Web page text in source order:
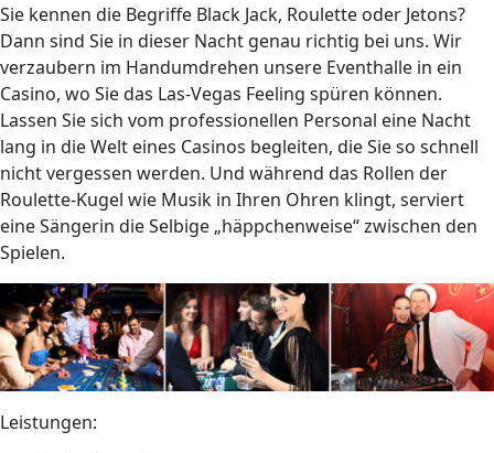
Sie kennen die Begriffe Black Jack, Roulette oder Jetons?
Dann sind Sie in dieser Nacht genau richtig bei uns. Wir
verzaubern im Handumdrehen unsere Eventhalle in ein
Casino, wo Sie das Las-Vegas Feeling spüren können.
Lassen Sie sich vom professionellen Personal eine Nacht
lang in die Welt eines Casinos begleiten, die Sie so schnell
nicht vergessen werden. Und während das Rollen der
Roulette-Kugel wie Musik in Ihren Ohren klingt, serviert
eine Sängerin die Selbige „häppchenweise“ zwischen den
Spielen.
Leistungen: